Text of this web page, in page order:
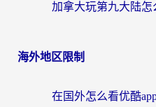
海外地区限制